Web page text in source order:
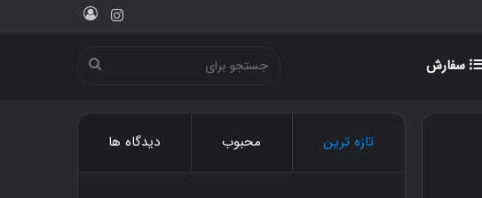
اینستاگرام
سفارش
تازه ترین محبوب دیدگاه ها